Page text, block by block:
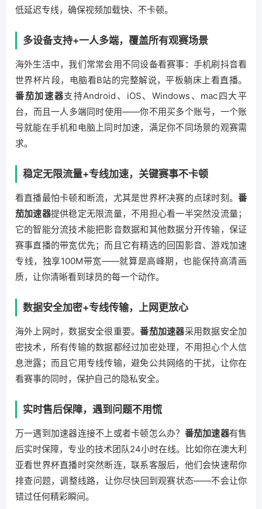
低延迟专线，确保视频加载快、不卡顿。
多设备支持+一人多端，覆盖所有观赛场景
海外生活中，我们常常会用不同设备看赛事：手机刷抖音看
世界杯片段，电脑看B站的完整解说，平板躺床上看直播。
番茄加速器支持Android、iOS、Windows、mac四大平
台，而且一人多端同时使用——你不用买多个账号，一个账
号就能在手机和电脑上同时加速，满足你不同场景的观赛需
求。
稳定无限流量+专线加速，关键赛事不卡顿
看直播最怕卡顿和断流，尤其是世界杯决赛的点球时刻。 番
茄加速器提供稳定无限流量，不用担心看一半突然没流量；
它的智能分流技术能把影音数据和其他数据分开传输，保证
赛事直播的带宽优先；而且它有精选的回国影音、游戏加速
专线，独享100M带宽——就算是高峰期，也能保持高清画
质，让你清晰看到球员的每一个动作。
数据安全加密+专线传输，上网更放心
海外上网时，数据安全很重要。番茄加速器采用数据安全加
密技术，所有传输的数据都经过加密处理，不用担心个人信
息泄露；而且它用专线传输，避免公共网络的干扰，让你在
看赛事的同时，保护自己的隐私安全。
实时售后保障，遇到问题不用慌
万一遇到加速器连接不上或者卡顿怎么办？ 番茄加速器有售
后实时保障，专业的技术团队24小时在线。比如你在澳大利
亚看世界杯直播时突然断连，联系客服后，他们会快速帮你
排查问题，调整线路，让你尽快回到观赛状态——不会让你
错过任何精彩瞬间。